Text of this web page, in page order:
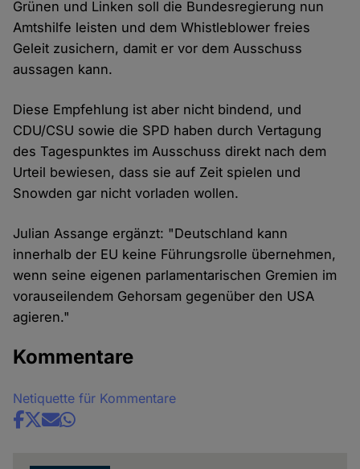
Grünen und Linken soll die Bundesregierung nun
Amtshilfe leisten und dem Whistleblower freies
Geleit zusichern, damit er vor dem Ausschuss
aussagen kann.
Diese Empfehlung ist aber nicht bindend, und
CDU/CSU sowie die SPD haben durch Vertagung
des Tagespunktes im Ausschuss direkt nach dem
Urteil bewiesen, dass sie auf Zeit spielen und
Snowden gar nicht vorladen wollen.
Julian Assange ergänzt: "Deutschland kann
innerhalb der EU keine Führungsrolle übernehmen,
wenn seine eigenen parlamentarischen Gremien im
vorauseilendem Gehorsam gegenüber den USA
agieren."
Kommentare
Netiquette für Kommentare
Share